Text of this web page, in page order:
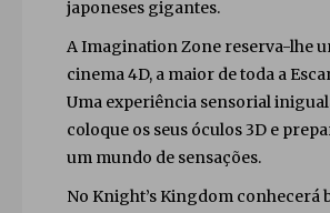
japoneses gigantes.
A Imagination Zone reserva-lhe
cinema 4D, a maior de toda a
Uma experiência sensorial
coloque os seus óculos 3D e
um mundo de sensações.
No Knight’s Kingdom conhecerá